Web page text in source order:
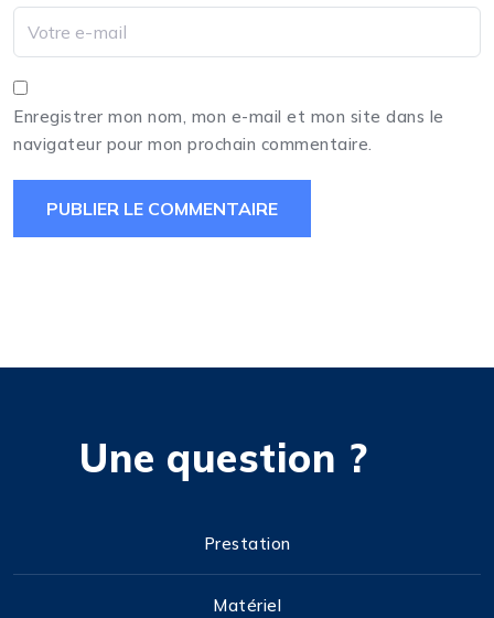
Enregistrer mon nom, mon e-mail et mon site dans le
navigateur pour mon prochain commentaire.
Une question ?
Prestation
Matériel